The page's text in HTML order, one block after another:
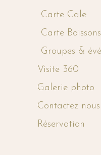
Carte Cale
Carte Boissons
Groupes &
Visite 360
Galerie photo
Contactez nous
Réservation